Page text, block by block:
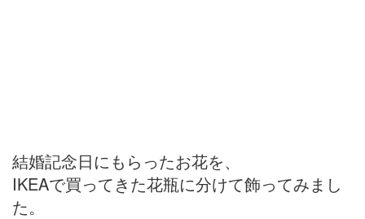
結婚記念日にもらったお花を、
IKEAで買ってきた花瓶に分けて飾ってみまし
た。